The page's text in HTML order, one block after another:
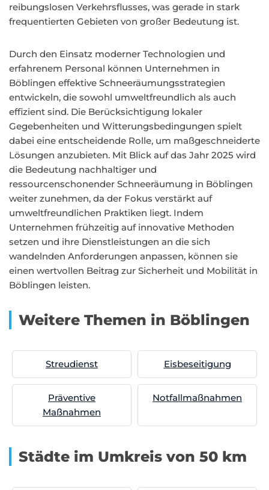
reibungslosen Verkehrsflusses, was gerade in stark
frequentierten Gebieten von großer Bedeutung ist.
Durch den Einsatz moderner Technologien und
erfahrenem Personal können Unternehmen in
Böblingen effektive Schneeräumungsstrategien
entwickeln, die sowohl umweltfreundlich als auch
effizient sind. Die Berücksichtigung lokaler
Gegebenheiten und Witterungsbedingungen spielt
dabei eine entscheidende Rolle, um maßgeschneiderte
Lösungen anzubieten. Mit Blick auf das Jahr 2025 wird
die Bedeutung nachhaltiger und
ressourcenschonender Schneeräumung in Böblingen
weiter zunehmen, da der Fokus verstärkt auf
umweltfreundlichen Praktiken liegt. Indem
Unternehmen frühzeitig auf innovative Methoden
setzen und ihre Dienstleistungen an die sich
wandelnden Anforderungen anpassen, können sie
einen wertvollen Beitrag zur Sicherheit und Mobilität in
Böblingen leisten.
Weitere Themen in Böblingen
Streudienst Eisbeseitigung
Präventive
Maßnahmen
Notfallmaßnahmen
Städte im Umkreis von 50 km